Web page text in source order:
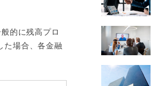
的に残高プロ
た場合、各金融